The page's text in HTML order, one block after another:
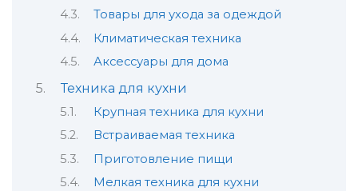
Товары для ухода за одеждой
Климатическая техника
Аксессуары для дома
Техника для кухни
Крупная техника для кухни
Встраиваемая техника
Приготовление пищи
Мелкая техника для кухни